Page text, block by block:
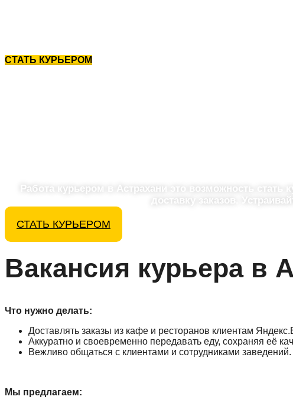
СТАТЬ КУРЬЕРОМ
Работа курьером в Астрахани это возможность стать
доставку заказов.
СТАТЬ КУРЬЕРОМ
Вакансия курьера в
Что нужно делать:
Доставлять заказы из кафе и ресторанов клиентам
Аккуратно и своевременно передавать еду, сохраняя её
Вежливо общаться с клиентами и сотрудниками заведений.
Мы предлагаем: